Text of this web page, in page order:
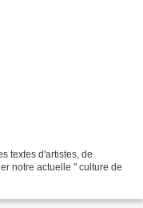
textes d'artistes, de
notre actuelle " culture de